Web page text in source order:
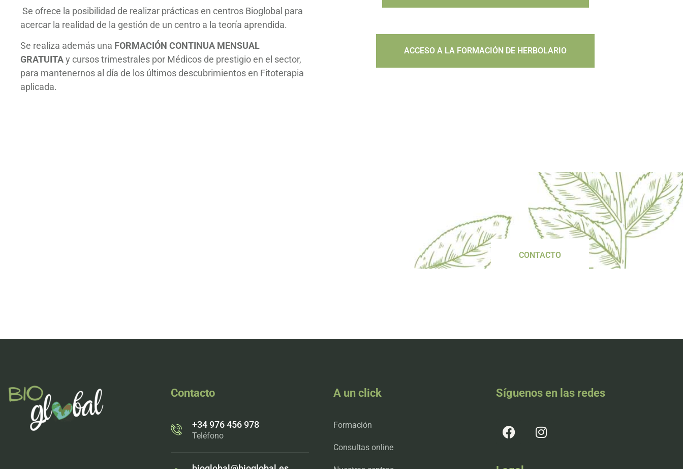
Se ofrece la posibilidad de realizar prácticas en centros Bioglobal para
acercar la realidad de la gestión de un centro a la teoría aprendida.
Se realiza además una FORMACIÓN CONTINUA MENSUAL
GRATUITAy cursos trimestrales por Médicos de prestigio en el sector,
para mantenernos al día de los últimos descubrimientos en Fitoterapia
aplicada.
ACCESO A LA FORMACIÓN DE HERBOLARIO
tu negocio de una manera sencilla
CONTACTO
Contacto
+34 976 456 978
Teléfono
A un click
Formación
Consultas online
Síguenos en las redes